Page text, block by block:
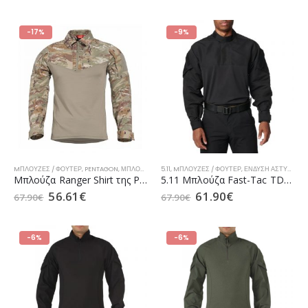
-17%
MΠΛΟΎΖΕΣ / ΦΟΎΤΕΡ, PENTAGON,ΜΠΛΟΎΖΕΣ / ΦΟΎΤΕΡ Ε.Δ.
Μπλούζα Ranger Shirt της PENTAGON Pentacamo (K02013)
67.90€ 56.61 €
-9%
5.11, MΠΛΟΎΖΕΣ / ΦΟΎΤΕΡ,ΈΝΔΥΣΗ ΑΣΤΥΝΟΜΊΑΣ
5.11 Μπλούζα Fast-Tac TDU Rapid Shirt Βlack (72488)
67.90€ 61.90€
-6% -6%